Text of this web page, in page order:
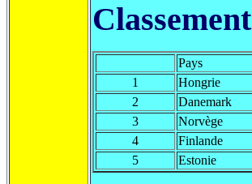
Classement
Pays
1
Hongrie
2
Danemark
3
Norvège
4
Finlande
5
Estonie